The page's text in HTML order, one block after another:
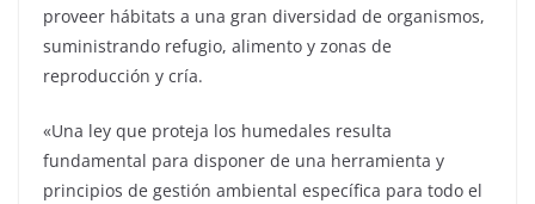
proveer hábitats a una gran diversidad de organismos,
suministrando refugio, alimento y zonas de
reproducción y cría.
«Una ley que proteja los humedales resulta
fundamental para disponer de una herramienta y
principios de gestión ambiental específica para todo el